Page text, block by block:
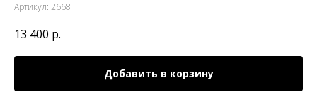
Артикул: 2668
13 400 р.
Добавить в корзину